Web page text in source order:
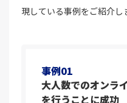
現している事例をご紹介し
事例01
大人数でのオンラ
を行うことに成功